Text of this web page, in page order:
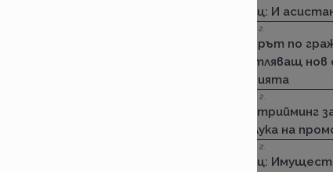
на
тарифа.
за гражданска
Армеец: И
15.11.2022 г.
Стикерът по
впечатляващ
историята
01.11.2022 г.
ДЗИ: Стрийминг
злополука на
01.11.2022 г.
Армеец: